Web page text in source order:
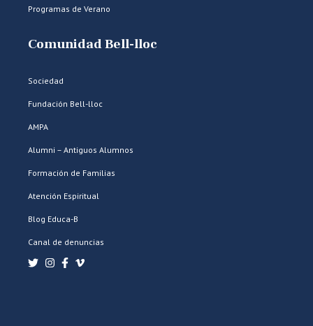
Programas de Verano
Comunidad Bell-lloc
Sociedad
Fundación Bell-lloc
AMPA
Alumni – Antiguos Alumnos
Formación de Familias
Atención Espiritual
Blog Educa-B
Canal de denuncias